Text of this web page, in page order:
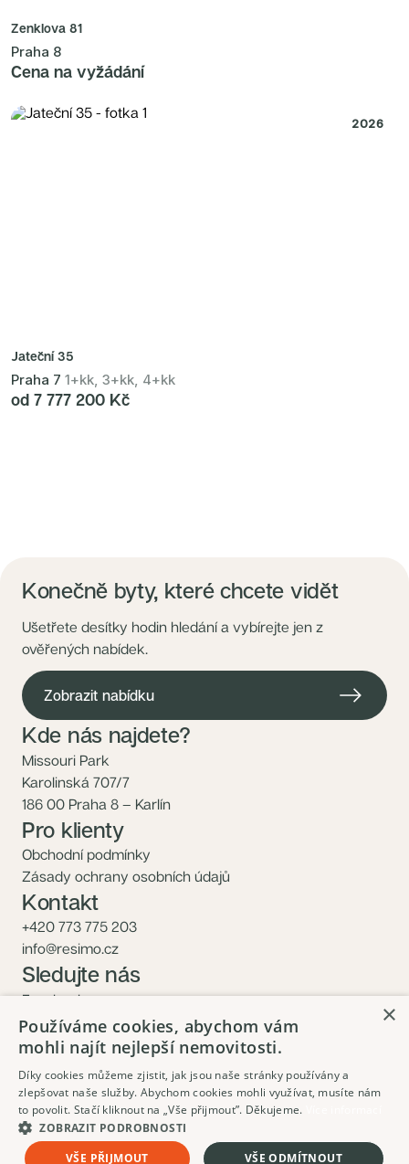
Objednat prohlídku
Zenklova 81
Praha 8
Cena na vyžádání
2026
Jateční 35
Praha 7 1+kk, 3+kk, 4+kk
od 7 777 200 Kč
Konečně byty, které chcete vidět
Ušetřete desítky hodin hledání a vybírejte jen z
ověřených nabídek.
Zobrazit nabídku
Kde nás najdete?
Missouri Park
Karolinská 707/7
186 00 Praha 8 – Karlín
Pro klienty
Obchodní podmínky
Zásady ochrany osobních údajů
Kontakt
+420 773 775 203
info@resimo.cz
Sledujte nás
Facebook
Instagram
×
Používáme cookies, abychom vám
mohli najít nejlepší nemovitosti.
Díky cookies můžeme zjistit, jak jsou naše stránky používány a
zlepšovat naše služby. Abychom cookies mohli využívat, musíte nám
to povolit. Stačí kliknout na „Vše přijmout”. Děkujeme.
ZOBRAZIT PODROBNOSTI
VŠE PŘIJMOUT
VŠE ODMÍTNOUT